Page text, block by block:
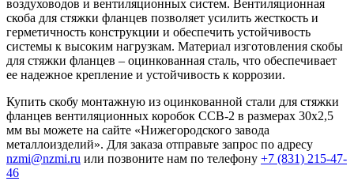
воздуховодов и вентиляционных систем. Вентиляционная
скоба для стяжки фланцев позволяет усилить жесткость и
герметичность конструкции и обеспечить устойчивость
системы к высоким нагрузкам. Материал изготовления скобы
для стяжки фланцев – оцинкованная сталь, что обеспечивает
ее надежное крепление и устойчивость к коррозии.
Купить скобу монтажную из оцинкованной стали для стяжки
фланцев вентиляционных коробок ССВ-2 в размерах 30х2,5
мм вы можете на сайте «Нижегородского завода
металлоизделий». Для заказа отправьте запрос по адресу
nzmi@nzmi.ru или позвоните нам по телефону +7 (831) 215-47-
46